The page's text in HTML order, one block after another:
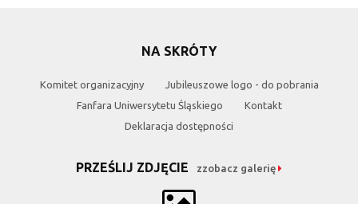
NA SKRÓTY
Komitet organizacyjny
Jubileuszowe logo - do pobrania
Fanfara Uniwersytetu Śląskiego
Kontakt
Deklaracja dostępności
PRZEŚLIJ ZDJĘCIE zzobacz galerię